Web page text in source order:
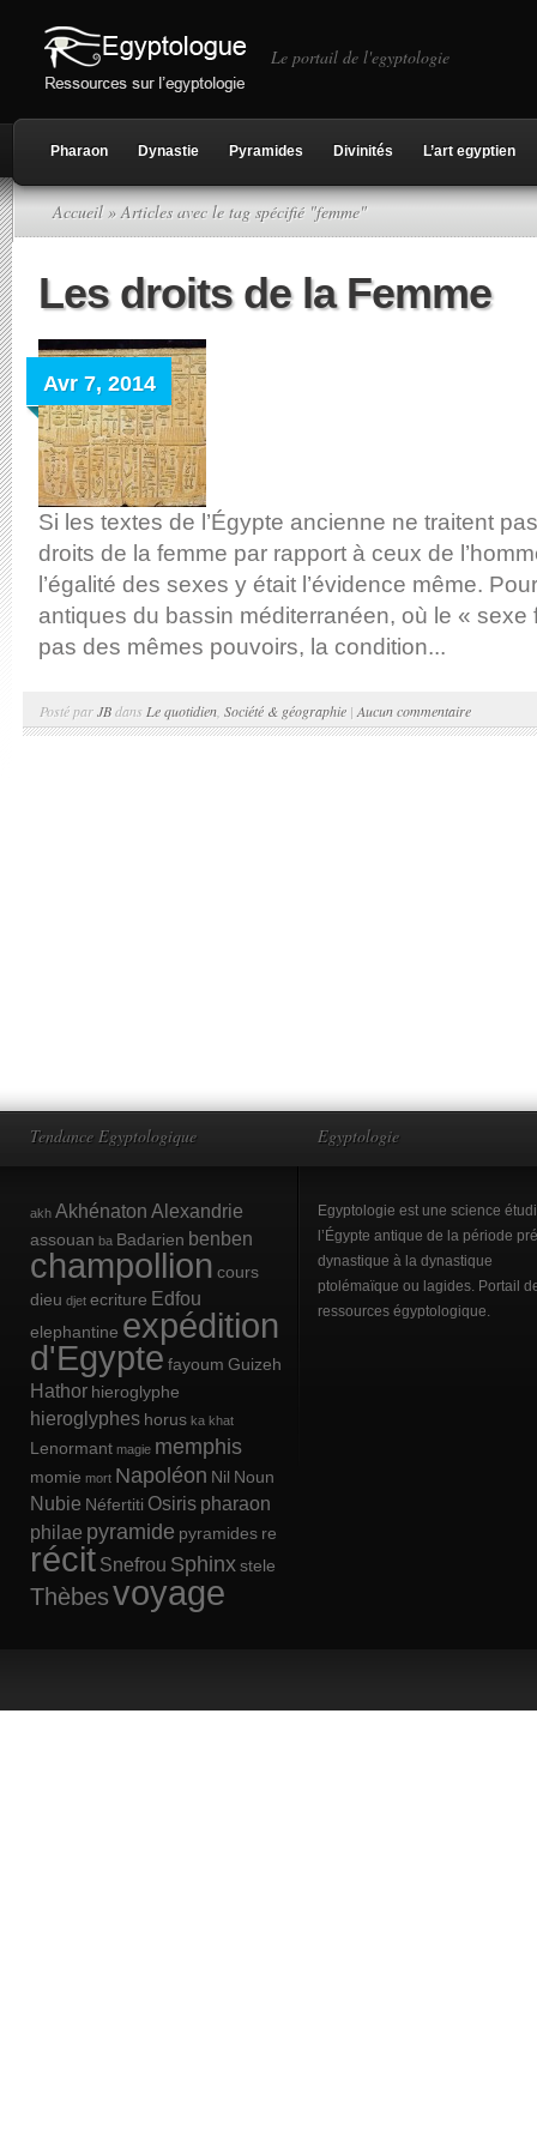
Le portail de l'egyptologie
Pharaon Dynastie Pyramides Divinités L’art egyptien
Accueil» Articles avec le tag spécifié "femme"
Les droits de la Femme
Avr 7, 2014
Si les textes de l’Égypte ancienne ne traitent
droits de la femme par rapport à ceux de
l’égalité des sexes y était l’évidence même.
antiques du bassin méditerranéen, où le « sexe
pas des mêmes pouvoirs, la condition...
Posté parJBdans Le quotidien Société & géographie | Aucun commentaire
Tendance Egyptologique
akh Akhénaton Alexandrie
assouan ba Badarien benben
champollion cours
dieu djet ecriture Edfou
elephantine expédition
d'Egyptefayoum Guizeh
Hathor hieroglyphe
hieroglyphes horus ka khat
Lenormant magie memphis
momie mort Napoléon Nil Noun
Nubie Néfertiti Osiris pharaon
philae pyramide pyramides re
récit Snefrou Sphinxstele
Thèbesvoyage
Egyptologie
Egyptologie est une science
l’Égypte antique de la période
dynastique à la dynastique
ptolémaïque ou lagides. Portail
ressources égyptologique.